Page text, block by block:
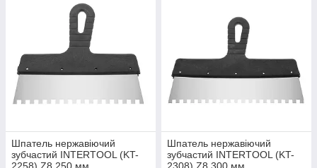
Шпатель нержавіючий
зубчастий INTERTOOL (KT-
Шпатель нержавіючий
зубчастий INTERTOOL (KT-